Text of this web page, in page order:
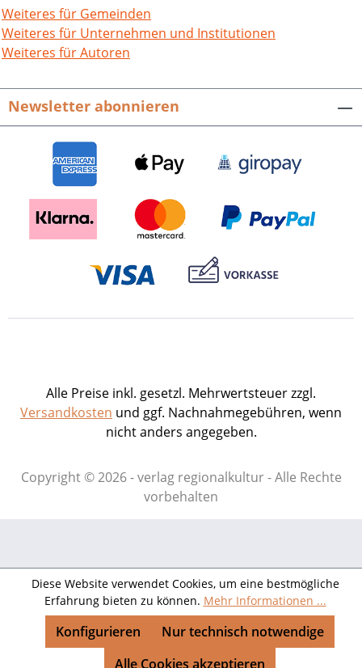
Weiteres für Gemeinden
Weiteres für Unternehmen und Institutionen
Weiteres für Autoren
Newsletter abonnieren
Alle Preise inkl. gesetzl. Mehrwertsteuer zzgl.
Versandkosten und ggf. Nachnahmegebühren, wenn
nicht anders angegeben.
Copyright © 2026 - verlag regionalkultur - Alle Rechte
vorbehalten
Diese Website verwendet Cookies, um eine bestmögliche
Erfahrung bieten zu können. Mehr Informationen ...
Nur technisch notwendige
Konfigurieren
Alle Cookies akzeptieren